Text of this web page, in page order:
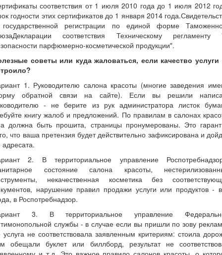
соответствия от 1 июля 2010 года до 1 июля 2012
годности этих сертификатов до 1 января 2014
регистрации по единой форме
соответствия Техническому регламенту
парфюмерно-косметической продукции".
советы или куда жаловаться, если качество услуги
1. Руководителю салона красоты (многие заведения
обратной связи на сайте). Если вы решили
- не берите из рук администратора листок
книгу жалоб и предложений. По правилам в салонах
должна быть прошита, страницы пронумерованы. Это
что ваша претензия будет действительно зафиксирована и
адресата.
2. В территориальное управление
состояние салона красоты,
некачественная косметика без
нарушение правил продажи услуги или продуктов -
в Роспотребнадзор.
3. В территориальное управление
службы - в случае если вы пришли по зову
услуга не соответствовала заявленным критериям: стоила
обещали буклет или биллборд, результат не